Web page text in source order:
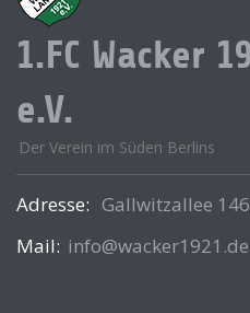
1.FC Wacker
e.V.
Der Verein im Süden Berlins
Adresse: Gallwitzallee
Mail: info@wacker1921.de